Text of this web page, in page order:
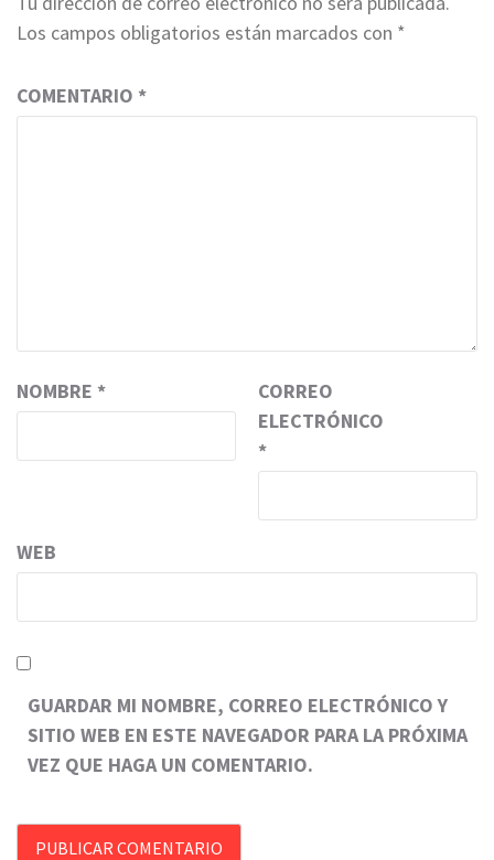
Los campos obligatorios están marcados con *
COMENTARIO *
NOMBRE *
CORREO
ELECTRÓNICO
*
WEB
GUARDAR MI NOMBRE, CORREO ELECTRÓNICO Y
SITIO WEB EN ESTE NAVEGADOR PARA LA PRÓXIMA
VEZ QUE HAGA UN COMENTARIO.